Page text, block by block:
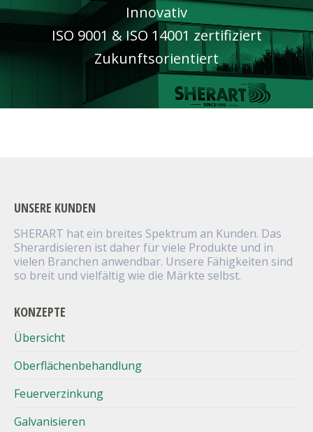
Innovativ
ISO 9001 & ISO 14001 zertifiziert
Zukunftsorientiert
UNSERE KUNDEN
SHERART hat ein breites Spektrum an Kunden. Das
Sherardisieren ist daher für viele Produkte und in
vielen Branchen anwendbar. Unsere Fähigkeiten sind
so breit und vielfältig wie die Märkte selbst.
KONZEPTE
Übersicht
Oberflächenbehandlung
Feuerverzinkung
Galvanisieren